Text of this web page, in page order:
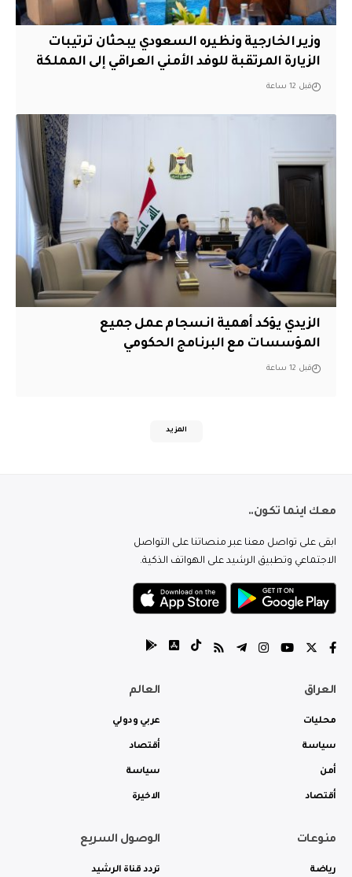
وزير الخارجية ونظيره السعودي يبحثان ترتيبات
الزيارة المرتقبة للوفد الأمني العراقي إلى المملكة
قبل 12 ساعة
الزيدي يؤكد أهمية انسجام عمل جميع
المؤسسات مع البرنامج الحكومي
قبل 12 ساعة
المزيد
معك اينما تكون..
ابقى على تواصل معنا عبر منصاتنا على التواصل
الاجتماعي وتطبيق الرشيد على الهواتف الذكية.
العراق
محليات
سياسة
أمن
أقتصاد
العالم
عربي ودولي
أقتصاد
سياسة
الاخيرة
منوعات
رياضة
الوصول السريع
تردد قناة الرشيد